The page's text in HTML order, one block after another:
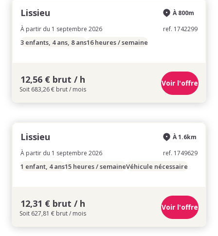
Lissieu
À partir du 1 septembre 2026
À 800m
ref. 1742299
3 enfants, 4 ans, 8 ans16 heures / semaine
12,56 € brut / h
Soit 683,26 € brut / mois
Voir l'offre
Lissieu
À partir du 1 septembre 2026
À 1.6km
ref. 1749629
1 enfant, 4 ans15 heures / semaineVéhicule nécessaire
12,31 € brut / h
Soit 627,81 € brut / mois
Voir l'offre